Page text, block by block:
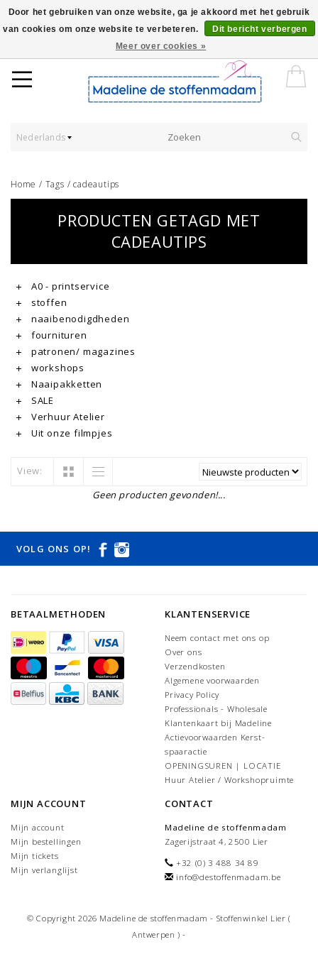
Worldwide Shipping - Onze stoffen worden verkocht per 10 cm.
Nederlands
Home / Tags /cadeautips
PRODUCTEN GETAGD MET
CADEAUTIPS
A0 - printservice
stoffen
naaibenodigdheden
fournituren
patronen/ magazines
workshops
Naaipakketten
SALE
Verhuur Atelier
Uit onze filmpjes
View:
Geen producten gevonden!...
VOLG ONS OP!
BETAALMETHODEN KLANTENSERVICE
Neem contact met ons op
Over ons
Verzendkosten
Algemene voorwaarden
Privacy Policy
Professionals - Wholesale
Klantenkaart bij Madeline
Actievoorwaarden Kerst-
spaaractie
OPENINGSUREN | LOCATIE
Huur Atelier / Workshopruimte
MIJN ACCOUNT
Mijn account
Mijn bestellingen
Mijn tickets
Mijn verlanglijst
CONTACT
Madeline de stoffenmadam
Zagerijstraat 4, 2500 Lier
+32 (0) 3 488 34 89
info@destoffenmadam.be
© Copyright 2026 Madeline de stoffenmadam - Stoffenwinkel Lier (
Antwerpen ) -
Door het gebruiken van onze website, ga je akkoord met het gebruik
van cookies om onze website te verbeteren.
Dit bericht verbergen
Meer over cookies »